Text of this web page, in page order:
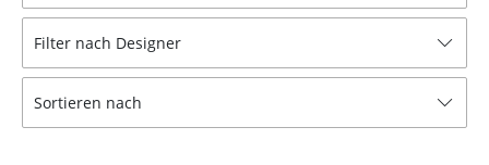
Bänke & Liegen
Sitzsäcke
Filter nach Designer
Sortieren nach